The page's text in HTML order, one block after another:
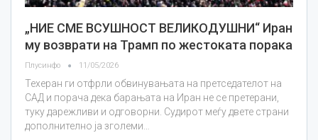
„НИЕ СМЕ ВСУШНОСТ ВЕЛИКОДУШНИ“ Иран
му возврати на Трамп по жестоката порака
Плусинфо 11/05/2026
Техеран ги отфрли обвинувањата на претседателот на
САД и порача дека барањата на Иран не се претерани,
туку дарежливи и одговорни. Судирот меѓу двете страни
дополнително ја зголеми…